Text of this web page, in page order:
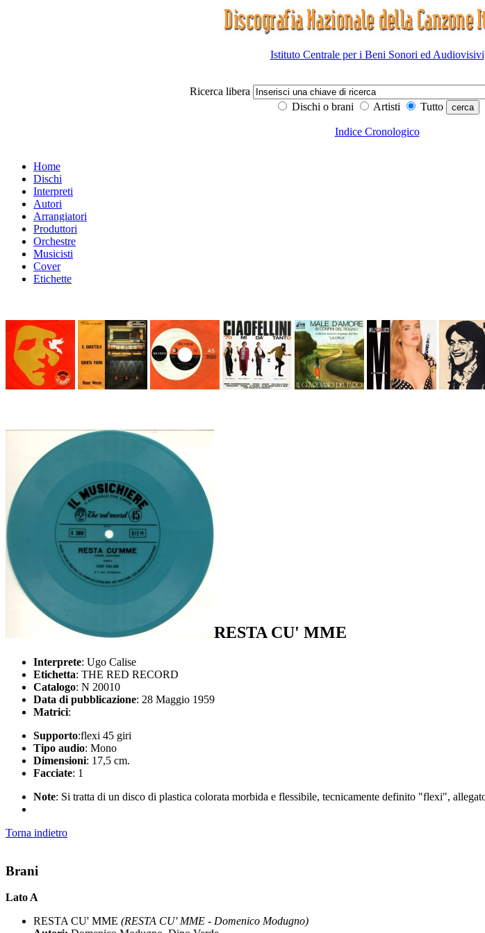
Istituto Centrale per i Beni Sonori ed Audiovisivi
Ricerca libera
Dischi o brani
Artisti Tutto
Indice Cronologico
Home
Dischi
Interpreti
Autori
Arrangiatori
Produttori
Orchestre
Musicisti
Cover
Etichette
RESTA CU' MME
Interprete: Ugo Calise
Etichetta: THE RED RECORD
Catalogo: N 20010
Data di pubblicazione: 28 Maggio 1959
Matrici:
Supporto:flexi 45 giri
Tipo audio: Mono
Dimensioni: 17,5 cm.
Facciate: 1
Note: Si tratta di un disco di plastica colorata morbida e flessibile, tecnicamente definito "flexi",
Torna indietro
Brani
Lato A
RESTA CU' MME (RESTA CU' MME - Domenico Modugno)